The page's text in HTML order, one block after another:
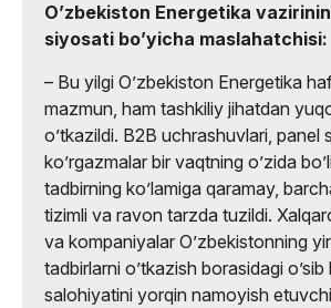
Oʼzbekiston Energetika
siyosati boʼyicha maslahatchisi:
– Bu yilgi Oʼzbekiston Energetika
mazmun, ham tashkiliy jihatdan
oʼtkazildi. B2B uchrashuvlari, panel
koʼrgazmalar bir vaqtning oʼzida
tadbirning koʼlamiga qaramay,
tizimli va ravon tarzda tuzildi.
va kompaniyalar Oʼzbekistonning
tadbirlarni oʼtkazish borasidagi
salohiyatini yorqin namoyish